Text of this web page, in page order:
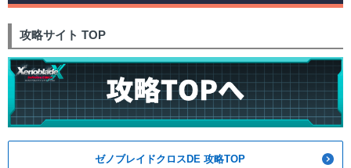
攻略サイト TOP
ゼノブレイドクロスDE 攻略TOP